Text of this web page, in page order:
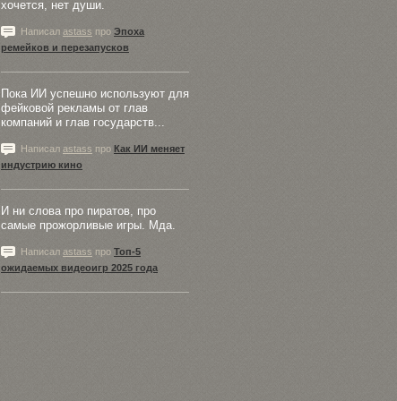
хочется, нет души.
Написал astass про Эпоха
ремейков и перезапусков
Пока ИИ успешно используют для
фейковой рекламы от глав
компаний и глав государств...
Написал astass про Как ИИ меняет
индустрию кино
И ни слова про пиратов, про
самые прожорливые игры. Мда.
Написал astass про Топ-5
ожидаемых видеоигр 2025 года